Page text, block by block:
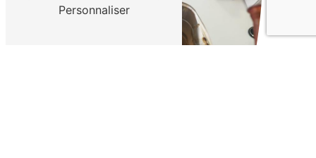
Personnaliser